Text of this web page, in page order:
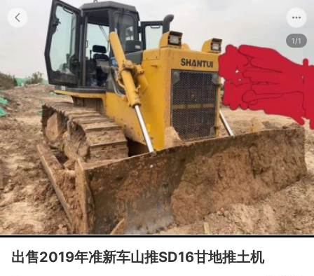
1/1
出售2019年准新车山推SD16甘地推土机